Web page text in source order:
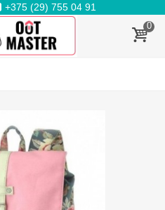
+375 (29) 755 04 91
0